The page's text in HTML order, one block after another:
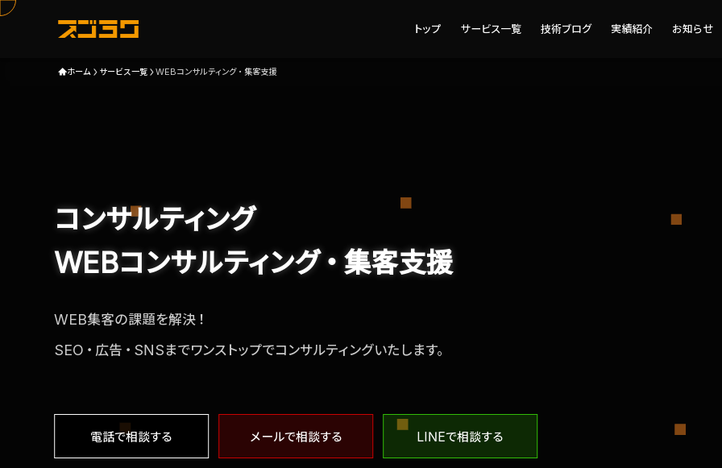
トップ サービス一覧 技術ブログ 実績紹介 お知らせ
ホーム サービス一覧 WEBコンサルティング・集客支援
コンサルティング
WEBコンサルティング・集客支援
WEB集客の課題を解決！
SEO・広告・SNSまでワンストップでコンサルティングいたします。
電話で相談する メールで相談する LINEで相談する